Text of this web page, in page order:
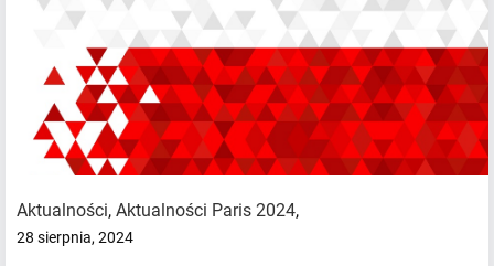
Aktualności, Aktualności Paris 2024,
28 sierpnia, 2024